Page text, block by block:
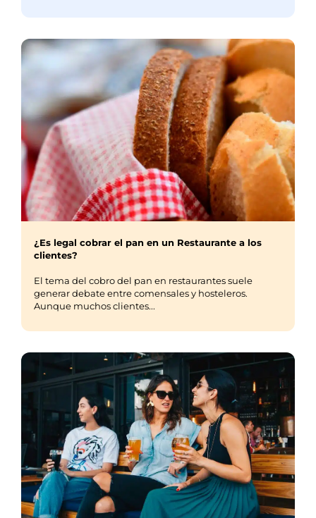
¿Es legal cobrar el pan en un Restaurante a los
clientes?
El tema del cobro del pan en restaurantes suele
generar debate entre comensales y hosteleros.
Aunque muchos clientes...